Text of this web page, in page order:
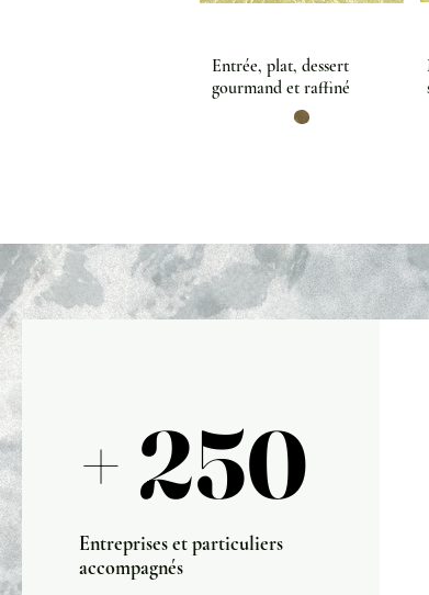
Entrée, plat, dessert
gourmand et raffiné
+ 250
+ 250
Entreprises et particuliers
accompagnés